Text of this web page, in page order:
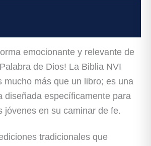
emocionante y relevante de
de Dios! La Biblia NVI
mucho más que un libro; es una
diseñada específicamente para
jóvenes en su caminar de fe.
tradicionales que